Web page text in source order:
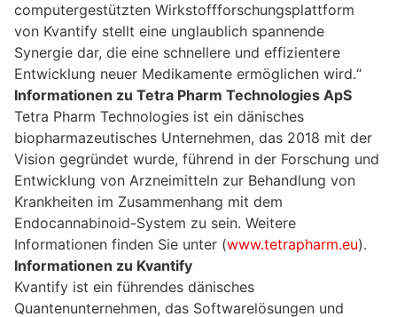
computergestützten Wirkstoffforschungsplattform
von Kvantify stellt eine unglaublich spannende
Synergie dar, die eine schnellere und effizientere
Entwicklung neuer Medikamente ermöglichen wird.“
Informationen zu Tetra Pharm Technologies ApS
Tetra Pharm Technologies ist ein dänisches
biopharmazeutisches Unternehmen, das 2018 mit der
Vision gegründet wurde, führend in der Forschung und
Entwicklung von Arzneimitteln zur Behandlung von
Krankheiten im Zusammenhang mit dem
Endocannabinoid-System zu sein. Weitere
Informationen finden Sie unter (www.tetrapharm.eu).
Informationen zu Kvantify
Kvantify ist ein führendes dänisches
Quantenunternehmen, das Softwarelösungen und